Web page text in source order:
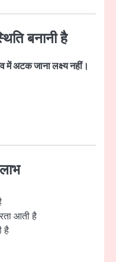
बनानी है
में अटक जाना लक्ष्य नहीं।
आती है
है